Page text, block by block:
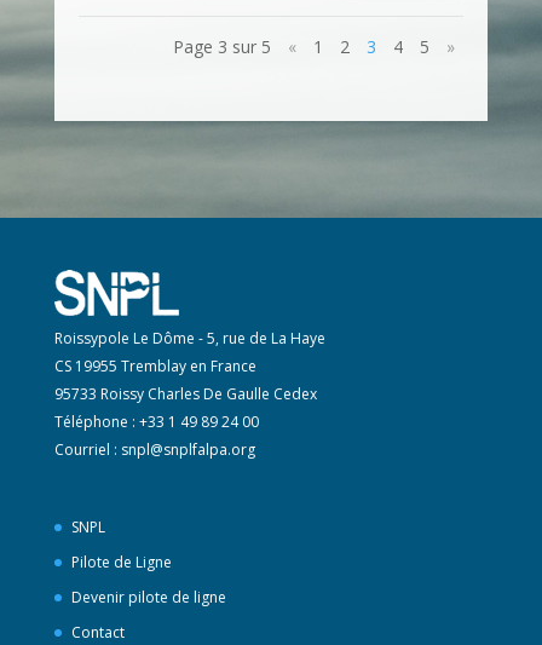
Page 3 sur 5 « 1 2 3 4 5 »
Roissypole Le Dôme - 5, rue de La Haye
CS 19955 Tremblay en France
95733 Roissy Charles De Gaulle Cedex
Téléphone : +33 1 49 89 24 00
Courriel : snpl@snplfalpa.org
SNPL
Pilote de Ligne
Devenir pilote de ligne
Contact